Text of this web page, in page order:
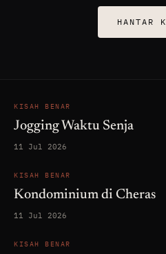
HANTAR
KISAH BENAR
Jogging Waktu Senja
11 Jul 2026
KISAH BENAR
Kondominium di Cheras
11 Jul 2026
KISAH BENAR